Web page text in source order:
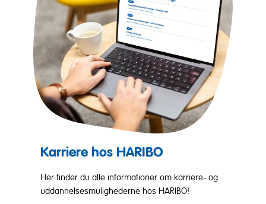
Karriere hos HARIBO
Her finder du alle informationer om karriere- og
uddannelsesmulighederne hos HARIBO!